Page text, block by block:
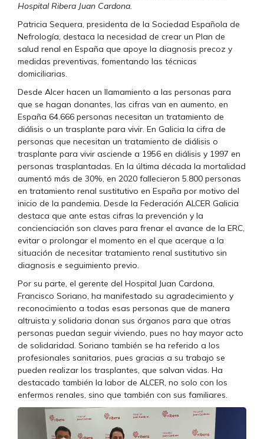
Hospital Ribera Juan Cardona.
Patricia Sequera, presidenta de la Sociedad Española de
Nefrología, destaca la necesidad de crear un Plan de
salud renal en España que apoye la diagnosis precoz y
medidas preventivas, fomentando las técnicas
domiciliarias.
Desde Alcer hacen un llamamiento a las personas para
que se hagan donantes, las cifras van en aumento, en
España 64.666 personas necesitan un tratamiento de
diálisis o un trasplante para vivir. En Galicia la cifra de
personas que necesitan un tratamiento de diálisis o
trasplante para vivir asciende a 1956 en diálisis y 1997 en
personas trasplantadas. En la última década la mortalidad
aumentó más de 30%, en 2020 fallecieron 5.800 personas
en tratamiento renal sustitutivo en España por motivo del
inicio de la pandemia. Desde la Federación ALCER Galicia
destaca que ante estas cifras la prevención y la
concienciación son claves para frenar el avance de la ERC,
evitar o prolongar el momento en el que acerque a la
situación de necesitar tratamiento renal sustitutivo sin
diagnosis e seguimiento previo.
Por su parte, el gerente del Hospital Juan Cardona,
Francisco Soriano, ha manifestado su agradecimiento y
reconocimiento a todas esas personas que de manera
altruista y solidaria donan sus órganos para que otras
personas puedan seguir viviendo, pues no hay mayor acto
de solidaridad. Soriano también se ha referido a los
profesionales sanitarios, pues gracias a su trabajo se
pueden realizar los trasplantes, que salvan vidas. Ha
destacado también la labor de ALCER, no solo con los
enfermos renales, sino que también con sus familiares.